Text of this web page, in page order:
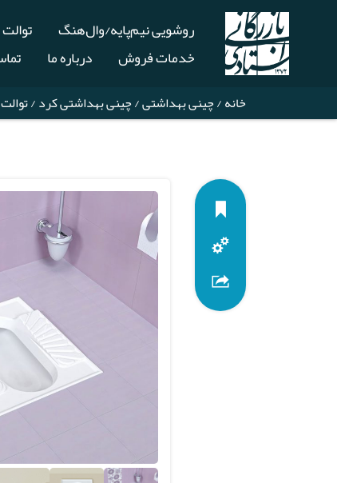
روشویی نیم‌پایه/وال‌هنگ
خدمات فروش
درباره ما
خانه/چینی بهداشتی/چینی بهداشتی کرد/